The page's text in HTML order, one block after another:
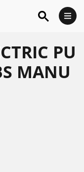
PU
MANU